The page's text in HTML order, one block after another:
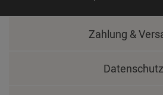
Zahlung &
Datenschutz